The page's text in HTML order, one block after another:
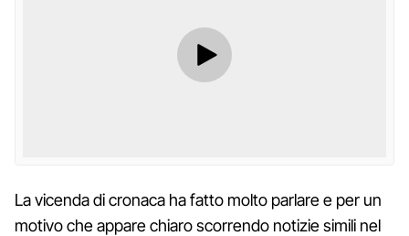
La vicenda di cronaca ha fatto molto parlare e per un
motivo che appare chiaro scorrendo notizie simili nel